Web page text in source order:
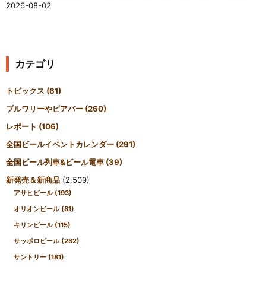
2026-08-02
カテゴリ
トピックス (61)
ブルワリーやビアバー (260)
レポート (106)
全国ビールイベントカレンダー (291)
全国ビール列車&ビール電車 (39)
新発売＆新商品 (2,509)
アサヒビール (193)
オリオンビール (81)
キリンビール (115)
サッポロビール (282)
サントリー (181)